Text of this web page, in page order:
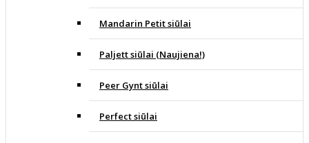
Mandarin Petit siūlai
Paljett siūlai (Naujiena!)
Peer Gynt siūlai
Perfect siūlai